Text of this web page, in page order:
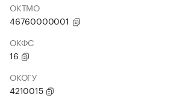
ОКТМО
46760000001
ОКФС
16
ОКОГУ
4210015